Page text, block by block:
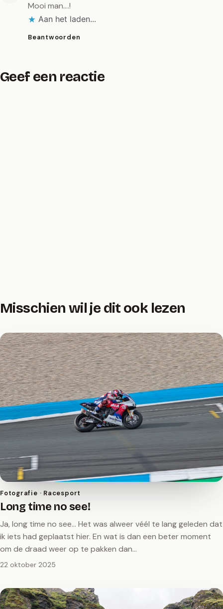
Mooi man….!
Aan het laden...
Beantwoorden
Geef een reactie
Misschien wil je dit ook lezen
Fotografie · Racesport
Long time no see!
Ja, long time no see… Het was alweer véél te lang geleden dat
ik iets had geplaatst hier. En wat is dan een beter moment
om de draad weer op te pakken dan…
22 oktober 2025